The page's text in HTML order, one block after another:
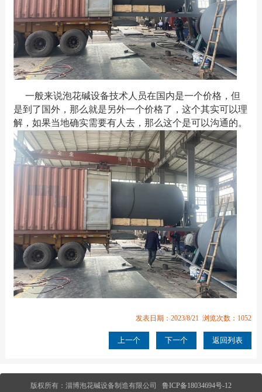
一般来说泡花碱设备技术人员在国内是一个价格，但
是到了国外，那么就是另外一个价格了，这个其实可以理
解，如果当地确实需要有人去，那么这个是可以沟通的。
发表日期：2023/8/21 浏览次数：1052
上一个 下一个 返回列表
版权所有：淄博泡花碱设备制造有限公司 鲁ICP备18034694号-12